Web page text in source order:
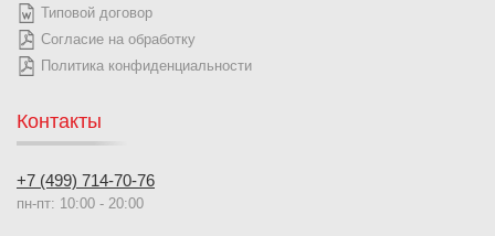
Типовой договор
Согласие на обработку
Политика конфиденциальности
Контакты
+7 (499) 714-70-76
пн-пт: 10:00 - 20:00